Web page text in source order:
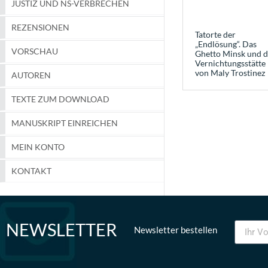
JUSTIZ UND NS-VERBRECHEN
REZENSIONEN
VORSCHAU
AUTOREN
TEXTE ZUM DOWNLOAD
MANUSKRIPT EINREICHEN
MEIN KONTO
KONTAKT
Tatorte der
„Endlösung“. Das
Ghetto Minsk und
Vernichtungsstätte
von Maly Trostinez
NEWSLETTER Newsletter bestellen